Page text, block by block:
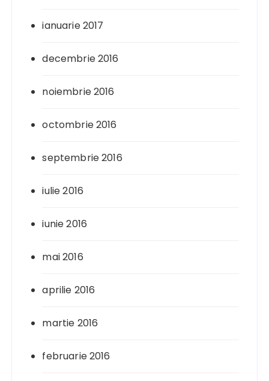
ianuarie 2017
decembrie 2016
noiembrie 2016
octombrie 2016
septembrie 2016
iulie 2016
iunie 2016
mai 2016
aprilie 2016
martie 2016
februarie 2016